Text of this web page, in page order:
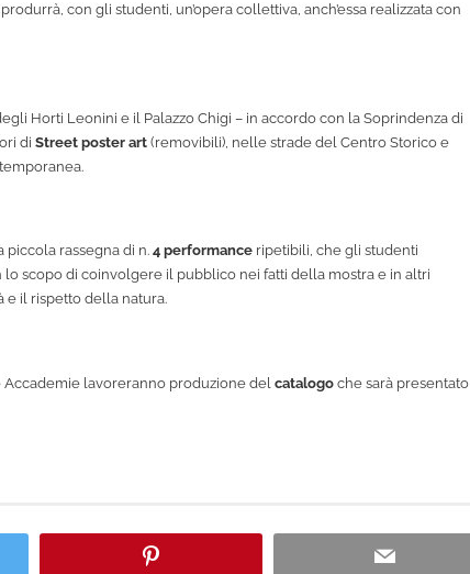
con gli studenti, un’opera collettiva, anch’essa realizzata con
Horti Leonini e il Palazzo Chigi – in accordo con la Soprindenza di
di Street poster art (removibili), nelle strade del Centro Storico e
piccola rassegna di n. 4 performance ripetibili, che gli studenti
scopo di coinvolgere il pubblico nei fatti della mostra e in altri
e il rispetto della natura.
lavoreranno produzione del catalogo che sarà presentato
that now in its 48th edition.
Email